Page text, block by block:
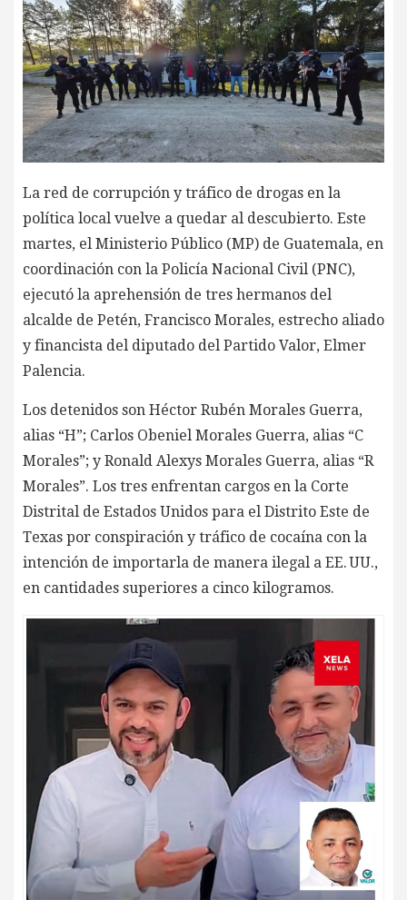
La red de corrupción y tráfico de drogas en la
política local vuelve a quedar al descubierto. Este
martes, el Ministerio Público (MP) de Guatemala, en
coordinación con la Policía Nacional Civil (PNC),
ejecutó la aprehensión de tres hermanos del
alcalde de Petén, Francisco Morales, estrecho aliado
y financista del diputado del Partido Valor, Elmer
Palencia.
Los detenidos son Héctor Rubén Morales Guerra,
alias “H”; Carlos Obeniel Morales Guerra, alias “C
Morales”; y Ronald Alexys Morales Guerra, alias “R
Morales”. Los tres enfrentan cargos en la Corte
Distrital de Estados Unidos para el Distrito Este de
Texas por conspiración y tráfico de cocaína con la
intención de importarla de manera ilegal a EE. UU.,
en cantidades superiores a cinco kilogramos.